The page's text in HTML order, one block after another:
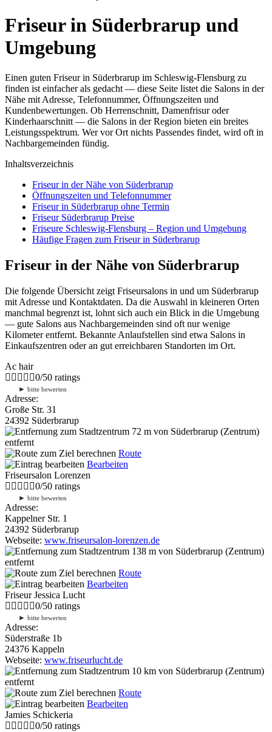
Friseur in Süderbrarup und
Umgebung
Einen guten Friseur in Süderbrarup im Schleswig-Flensburg zu
finden ist einfacher als gedacht — diese Seite listet die Salons in der
Nähe mit Adresse, Telefonnummer, Öffnungszeiten und
Kundenbewertungen. Ob Herrenschnitt, Damenfrisur oder
Kinderhaarschnitt — die Salons in der Region bieten ein breites
Leistungsspektrum. Wer vor Ort nichts Passendes findet, wird oft in
Nachbargemeinden fündig.
Inhaltsverzeichnis
Friseur in der Nähe von Süderbrarup
Öffnungszeiten und Telefonnummer
Friseur in Süderbrarup ohne Termin
Friseur Süderbrarup Preise
Friseure Schleswig-Flensburg – Region und Umgebung
Häufige Fragen zum Friseur in Süderbrarup
Friseur in der Nähe von Süderbrarup
Die folgende Übersicht zeigt Friseursalons in und um Süderbrarup
mit Adresse und Kontaktdaten. Da die Auswahl in kleineren Orten
manchmal begrenzt ist, lohnt sich auch ein Blick in die Umgebung
— gute Salons aus Nachbargemeinden sind oft nur wenige
Kilometer entfernt. Bekannte Anlaufstellen sind etwa Salons in
Einkaufszentren oder an gut erreichbaren Standorten im Ort.
Ac hair
0/50 ratings
► bitte bewerten
Adresse:
Große Str. 31
24392 Süderbrarup
72 m von Süderbrarup (Zentrum)
entfernt
Route
Bearbeiten
Friseursalon Lorenzen
0/50 ratings
► bitte bewerten
Adresse:
Kappelner Str. 1
24392 Süderbrarup
Webseite: www.friseursalon-lorenzen.de
138 m von Süderbrarup (Zentrum)
entfernt
Route
Bearbeiten
Friseur Jessica Lucht
0/50 ratings
► bitte bewerten
Adresse:
Süderstraße 1b
24376 Kappeln
Webseite: www.friseurlucht.de
10 km von Süderbrarup (Zentrum)
entfernt
Route
Bearbeiten
Jamies Schickeria
0/50 ratings